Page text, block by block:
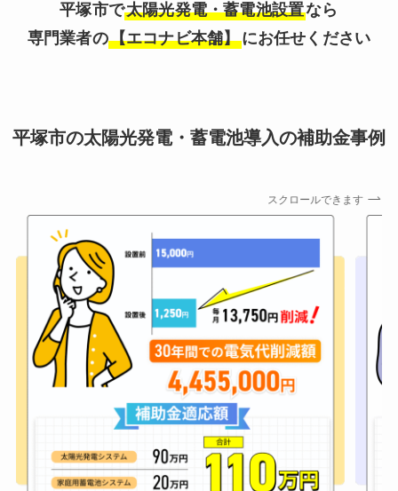
平塚市で太陽光発電・蓄電池設置なら
専門業者の【エコナビ本舗】にお任せください
平塚市の太陽光発電・蓄電池導入の補助金事例
スクロールできます